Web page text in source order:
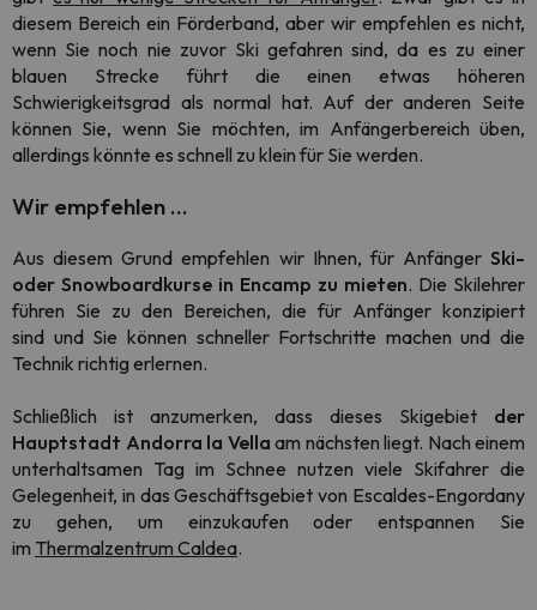
diesem Bereich ein Förderband, aber wir empfehlen es nicht,
wenn Sie noch nie zuvor Ski gefahren sind, da es zu einer
blauen Strecke führt die einen etwas höheren
Schwierigkeitsgrad als normal hat. Auf der anderen Seite
können Sie, wenn Sie möchten, im Anfängerbereich üben,
allerdings könnte es schnell zu klein für Sie werden.
Wir empfehlen ...
Aus diesem Grund empfehlen wir Ihnen, für Anfänger Ski-
oder Snowboardkurse in Encamp zu mieten. Die Skilehrer
führen Sie zu den Bereichen, die für Anfänger konzipiert
sind und Sie können schneller Fortschritte machen und die
Technik richtig erlernen.
Schließlich ist anzumerken, dass dieses Skigebiet der
Hauptstadt Andorra la Vella am nächsten liegt. Nach einem
unterhaltsamen Tag im Schnee nutzen viele Skifahrer die
Gelegenheit, in das Geschäftsgebiet von Escaldes-Engordany
zu gehen, um einzukaufen oder entspannen Sie
im Thermalzentrum Caldea.